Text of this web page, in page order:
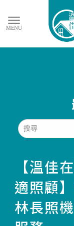
【溫佳
適照顧
林長照